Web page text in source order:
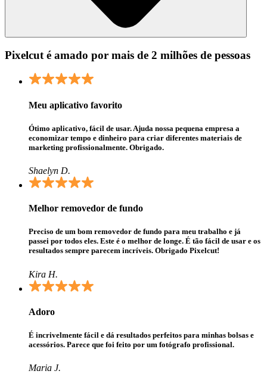
Pixelcut é amado por mais de 2 milhões de pessoas
Meu aplicativo favorito
Ótimo aplicativo, fácil de usar. Ajuda nossa pequena empresa a
economizar tempo e dinheiro para criar diferentes materiais de
marketing profissionalmente. Obrigado.
Shaelyn D.
Melhor removedor de fundo
Preciso de um bom removedor de fundo para meu trabalho e já
passei por todos eles. Este é o melhor de longe. É tão fácil de usar e os
resultados sempre parecem incríveis. Obrigado Pixelcut!
Kira H.
Adoro
É incrivelmente fácil e dá resultados perfeitos para minhas bolsas e
acessórios. Parece que foi feito por um fotógrafo profissional.
Maria J.